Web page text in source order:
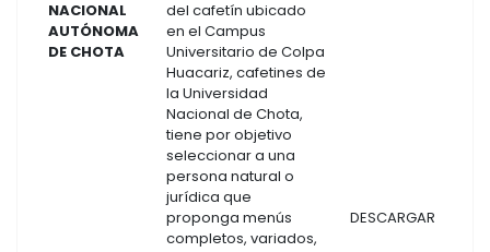
NACIONAL
AUTÓNOMA
DE CHOTA
del cafetín ubicado
en el Campus
Universitario de Colpa
Huacariz, cafetines de
la Universidad
Nacional de Chota,
tiene por objetivo
seleccionar a una
persona natural o
jurídica que
proponga menús
completos, variados,
DESCARGAR